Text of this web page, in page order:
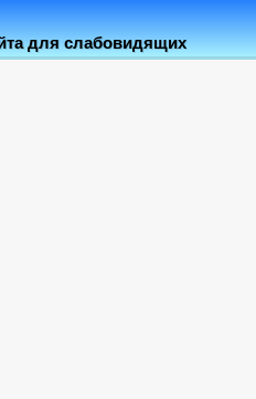
для слабовидящих